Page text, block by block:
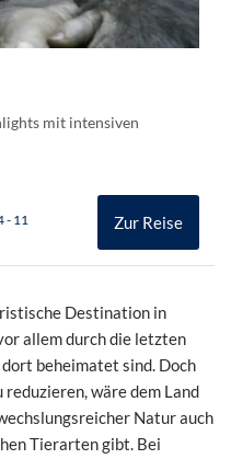
mit intensiven
- 11 Zur Reise
Destination in
allem durch die letzten
beheimatet sind. Doch
wäre dem Land
Natur auch
Tierarten gibt. Bei